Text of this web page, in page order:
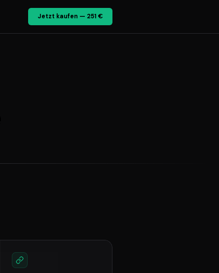
Jetzt kaufen — 251 €